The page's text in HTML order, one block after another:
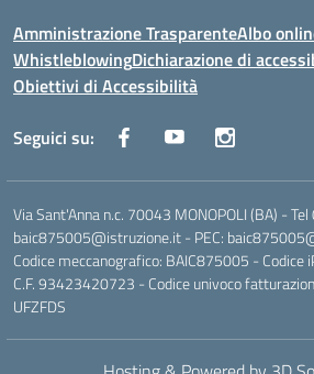
Amministrazione TrasparenteAlbo
WhistleblowingDichiarazione di
Obiettivi di Accessibilità
Seguici su:
Via Sant'Anna n.c. 70043 MONOPOLI (BA) -
baic875005@istruzione.it - PEC:
Codice meccanografico: BAIC875005 -
C.F. 93423420723 - Codice univoco
UFZFDS